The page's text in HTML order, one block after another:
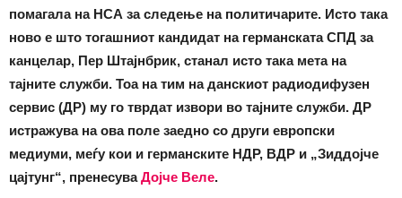
помагала на НСА за следење на политичарите. Исто така
ново е што тогашниот кандидат на германската СПД за
канцелар, Пер Штајнбрик, станал исто така мета на
тајните служби. Тоа на тим на данскиот радиодифузен
сервис (ДР) му го тврдат извори во тајните служби. ДР
истражува на ова поле заедно со други европски
медиуми, меѓу кои и германските НДР, ВДР и „Зиддојче
цајтунг“, пренесуваДојче Веле.